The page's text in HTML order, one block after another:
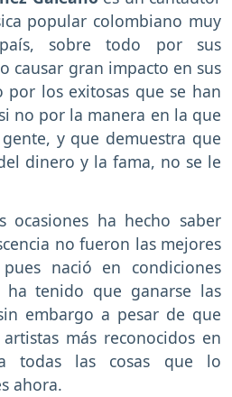
popular colombiano muy
sobre todo por sus
causar gran impacto en sus
por los exitosas que se han
no por la manera en la que
y que demuestra que
dinero y la fama, no se le
ocasiones ha hecho saber
no fueron las mejores
nació en condiciones
ha tenido que ganarse las
embargo a pesar de que
más reconocidos en
todas las cosas que lo
ahora.